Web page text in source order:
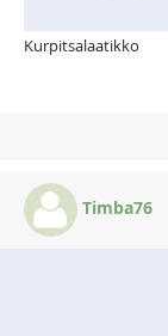
Kurpitsalaatikko
Timba76